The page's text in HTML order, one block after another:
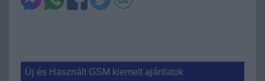
Új és Használt GSM kiemelt ajánlatok